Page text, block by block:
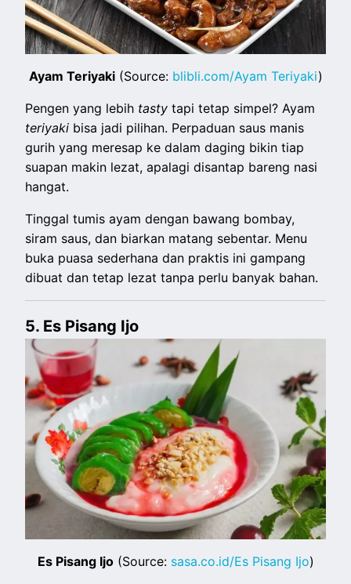
Ayam Teriyaki(Source: blibli.com/Ayam Teriyaki)
Pengen yang lebih tastytapi tetap simpel? Ayam
teriyaki bisa jadi pilihan. Perpaduan saus manis
gurih yang meresap ke dalam daging bikin tiap
suapan makin lezat, apalagi disantap bareng nasi
hangat.
Tinggal tumis ayam dengan bawang bombay,
siram saus, dan biarkan matang sebentar. Menu
buka puasa sederhana dan praktis ini gampang
dibuat dan tetap lezat tanpa perlu banyak bahan.
5. Es Pisang Ijo
Es Pisang Ijo(Source: sasa.co.id/Es Pisang Ijo)